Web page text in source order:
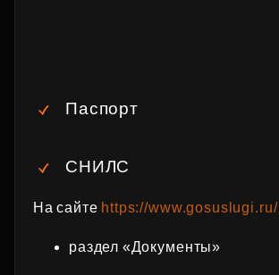
Паспорт
СНИЛС
На сайте https://www.gosuslugi.ru/
раздел «Документы»